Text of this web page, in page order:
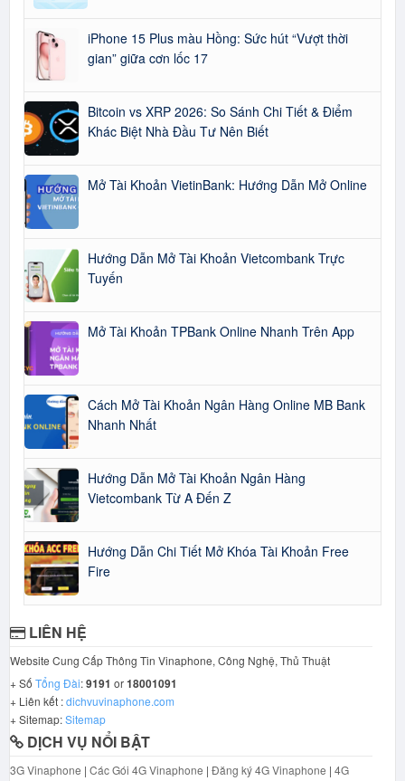
iPhone 15 Plus màu Hồng: Sức hút “Vượt thời
gian” giữa cơn lốc 17
Bitcoin vs XRP 2026: So Sánh Chi Tiết & Điểm
Khác Biệt Nhà Đầu Tư Nên Biết
Mở Tài Khoản VietinBank: Hướng Dẫn Mở Online
Hướng Dẫn Mở Tài Khoản Vietcombank Trực
Tuyến
Mở Tài Khoản TPBank Online Nhanh Trên App
Cách Mở Tài Khoản Ngân Hàng Online MB Bank
Nhanh Nhất
Hướng Dẫn Mở Tài Khoản Ngân Hàng
Vietcombank Từ A Đến Z
Hướng Dẫn Chi Tiết Mở Khóa Tài Khoản Free
Fire
LIÊN HỆ
Website Cung Cấp Thông Tin Vinaphone, Công Nghệ, Thủ Thuật
+ Số Tổng Đài:9191 or18001091
+ Liên kết :dichvuvinaphone.com
+ Sitemap:Sitemap
DỊCH VỤ NỔI BẬT
3G Vinaphone | Các Gói 4G Vinaphone | Đăng ký 4G Vinaphone | 4G